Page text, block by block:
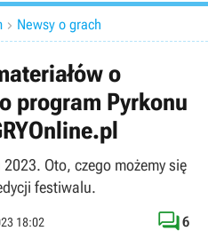
 Newsy o grach
o
program Pyrkonu
Oto, czego możemy się
festiwalu.
18:02 6